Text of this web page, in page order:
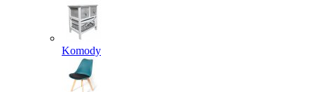
Komody